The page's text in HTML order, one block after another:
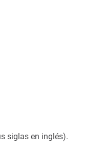
siglas en inglés).